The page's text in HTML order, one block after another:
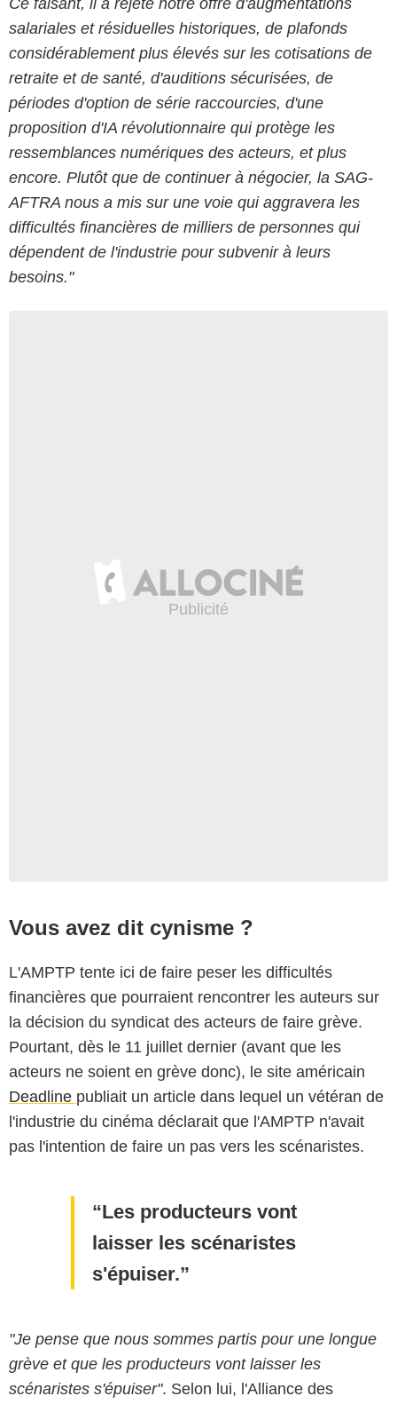
Ce faisant, il a rejeté notre offre d'augmentations
salariales et résiduelles historiques, de plafonds
considérablement plus élevés sur les cotisations de
retraite et de santé, d'auditions sécurisées, de
périodes d'option de série raccourcies, d'une
proposition d'IA révolutionnaire qui protège les
ressemblances numériques des acteurs, et plus
encore. Plutôt que de continuer à négocier, la SAG-
AFTRA nous a mis sur une voie qui aggravera les
difficultés financières de milliers de personnes qui
dépendent de l'industrie pour subvenir à leurs
besoins."
Vous avez dit cynisme ?
L'AMPTP tente ici de faire peser les difficultés
financières que pourraient rencontrer les auteurs sur
la décision du syndicat des acteurs de faire grève.
Pourtant, dès le 11 juillet dernier (avant que les
acteurs ne soient en grève donc), le site américain
Deadline publiait un article dans lequel un vétéran de
l'industrie du cinéma déclarait que l'AMPTP n'avait
pas l'intention de faire un pas vers les scénaristes.
Les producteurs vont
laisser les scénaristes
s'épuiser.
"Je pense que nous sommes partis pour une longue
grève et que les producteurs vont laisser les
scénaristes s'épuiser". Selon lui, l'Alliance des